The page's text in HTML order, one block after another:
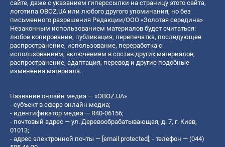
сайте, даже с указанием гиперссылки на страницу этого сайта,
логотипа OBOZ.UA или любого другого упоминания, но без
письменного разрешения Редакции/ООО «Золотая середина»
Незаконным использованием материалов будет считаться:
любое копирование, публикация, перепечатка, последующее
распространение, использование, переработка с
использованием, включением в состав других материалов,
распространение, адаптация, перевод и другие подобные
изменения материала.
Название онлайн медиа — «OBOZ.UA»
- субъект в сфере онлайн медиа;
- идентификатор медиа — R40-06156;
- почтовый адрес — ул. Деревообрабатывающая, д. 7, г. Киев,
01013;
- адрес электронной почты — [email protected] ; - телефон — (044)